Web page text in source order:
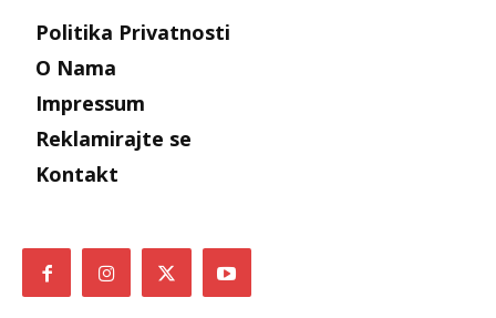
Politika Privatnosti
O Nama
Impressum
Reklamirajte se
Kontakt